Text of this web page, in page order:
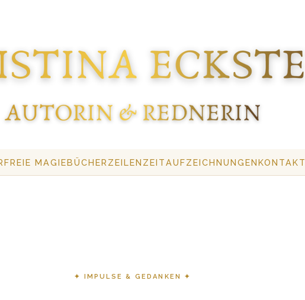
FREIE MAGIEBÜCHER ZEILENZEITAUFZEICHNUNGENKONTAKT
✦ IMPULSE & GEDANKEN ✦